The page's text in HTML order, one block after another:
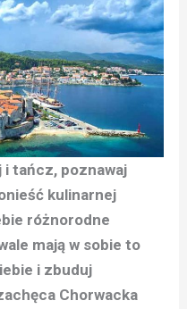
i tańcz, poznawaj
kulinarnej
różnorodne
mają w sobie to
i zbuduj
Chorwacka